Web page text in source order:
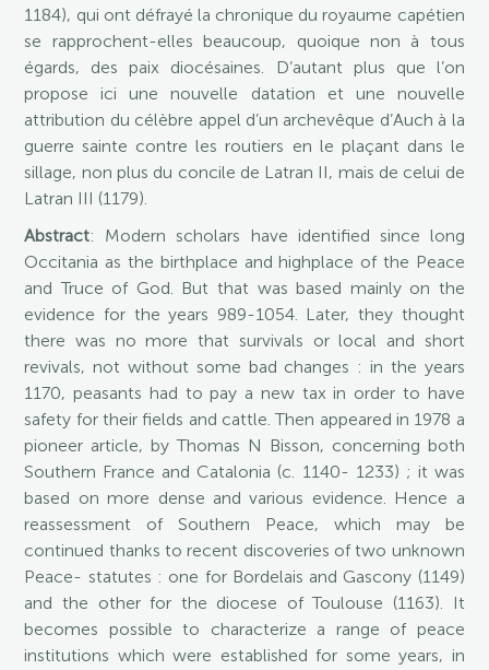
1184), qui ont défrayé la chronique du royaume capétien
se rapprochent-elles beaucoup, quoique non à tous
égards, des paix diocésaines. D’autant plus que l’on
propose ici une nouvelle datation et une nouvelle
attribution du célèbre appel d’un archevêque d’Auch à la
guerre sainte contre les routiers en le plaçant dans le
sillage, non plus du concile de Latran II, mais de celui de
Latran III (1179).
Abstract: Modern scholars have identified since long
Occitania as the birthplace and highplace of the Peace
and Truce of God. But that was based mainly on the
evidence for the years 989-1054. Later, they thought
there was no more that survivals or local and short
revivals, not without some bad changes : in the years
1170, peasants had to pay a new tax in order to have
safety for their fields and cattle. Then appeared in 1978 a
pioneer article, by Thomas N Bisson, concerning both
Southern France and Catalonia (c. 1140- 1233) ; it was
based on more dense and various evidence. Hence a
reassessment of Southern Peace, which may be
continued thanks to recent discoveries of two unknown
Peace- statutes : one for Bordelais and Gascony (1149)
and the other for the diocese of Toulouse (1163). It
becomes possible to characterize a range of peace
institutions which were established for some years, in